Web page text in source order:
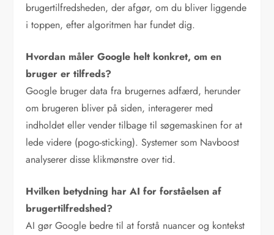
brugertilfredsheden, der afgør, om du bliver liggende
i toppen, efter algoritmen har fundet dig.
Hvordan måler Google helt konkret, om en
bruger er tilfreds?
Google bruger data fra brugernes adfærd, herunder
om brugeren bliver på siden, interagerer med
indholdet eller vender tilbage til søgemaskinen for at
lede videre (pogo-sticking). Systemer som Navboost
analyserer disse klikmønstre over tid.
Hvilken betydning har AI for forståelsen af
brugertilfredshed?
AI gør Google bedre til at forstå nuancer og kontekst